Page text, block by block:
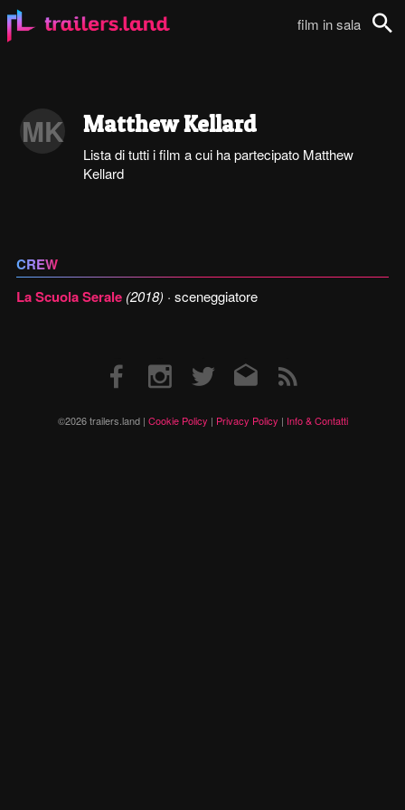
film in sala
MK Matthew Kellard
Lista di tutti i film a cui ha partecipato Matthew
Kellard
CREW
La Scuola Serale (2018) · sceneggiatore
©2026 trailers.land | Cookie Policy | Privacy Policy | Info & Contatti